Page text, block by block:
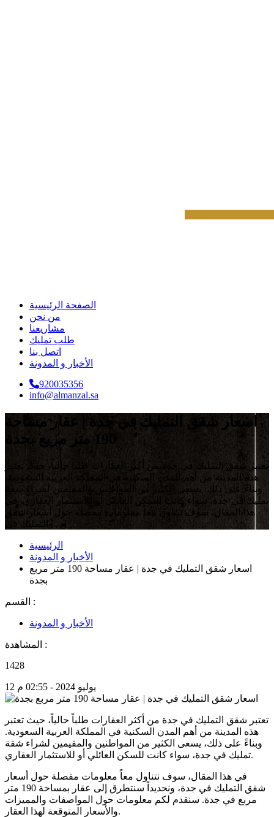
الصفحة الرئيسية
من نحن
مشاريعنا
طلب تمليك
اتصل بنا
الأخبار و المدونة
920035356
info@almanzal.sa
اسعار شقق التمليك في جدة | عقار مساحة
190 متر مربع بجدة
تعتبر شقق التمليك في جدة من أكثر العقارات طلباً حالياً، حيث تعتبر
هذه المدينة من أهم المدن السكنية في المملكة العربية السعودية.
وبناءً على ذلك، يسعى الكثير من المواطنين والمقيمين لشراء شقة
تمليك في جدة، سواء كانت للسكن العائلي أو للاستثمار العقاري. في
هذا المقال، سوف نتناول معاً معلومات مفصلة حول أسعار شقق
التمليك في […]
الرئيسية
الأخبار و المدونة
اسعار شقق التمليك في جدة | عقار مساحة 190 متر مربع
بجدة
القسم :
الأخبار و المدونة
المشاهدة :
1428
12 يوليو 2024 - 02:55 م
تعتبر شقق التمليك في جدة من أكثر العقارات طلباً حالياً، حيث تعتبر
هذه المدينة من أهم المدن السكنية في المملكة العربية السعودية.
وبناءً على ذلك، يسعى الكثير من المواطنين والمقيمين لشراء شقة
تمليك في جدة، سواء كانت للسكن العائلي أو للاستثمار العقاري.
في هذا المقال، سوف نتناول معاً معلومات مفصلة حول أسعار
شقق التمليك في جدة، ونحديداً سنتطرق إلى عقار بمساحة 190 متر
مربع في جدة. سنقدم لكم معلومات حول المواصفات والمميزات
والأسعار المتوقعة لهذا العقار.